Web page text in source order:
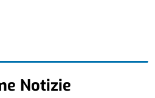
Notizie